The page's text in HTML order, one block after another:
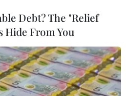
Debt? The "Relief
From You